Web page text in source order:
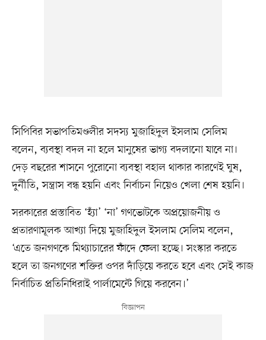
সিপিবির সভাপতিমণ্ডলীর সদস্য মুজাহিদুল ইসলাম সেলিম
বলেন, ব্যবস্থা বদল না হলে মানুষের ভাগ্য বদলানো যাবে না।
দেড় বছরের শাসনে পুরোনো ব্যবস্থা বহাল থাকার কারণেই ঘুষ,
দুর্নীতি, সন্ত্রাস বন্ধ হয়নি এবং নির্বাচন নিয়েও খেলা শেষ হয়নি।
সরকারের প্রস্তাবিত ‘হ্যাঁ’ ‘না’ গণভোটকে অপ্রয়োজনীয় ও
প্রতারণামূলক আখ্যা দিয়ে মুজাহিদুল ইসলাম সেলিম বলেন,
‘এতে জনগণকে মিথ্যাচারের ফাঁদে ফেলা হচ্ছে। সংস্কার করতে
হলে তা জনগণের শক্তির ওপর দাঁড়িয়ে করতে হবে এবং সেই কাজ
নির্বাচিত প্রতিনিধিরাই পার্লামেন্টে গিয়ে করবেন।’